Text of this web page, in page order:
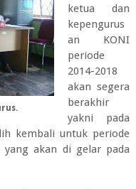
ketua dan
kepengurus
an KONI
periode
2014-2018
akan segera
berakhir
yakni pada
kembali untuk periode
yang akan di gelar pada